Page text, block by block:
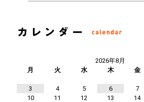
2026年8月
月
火 水 木 金
3
4 5 6 7
10
11 12 13 14